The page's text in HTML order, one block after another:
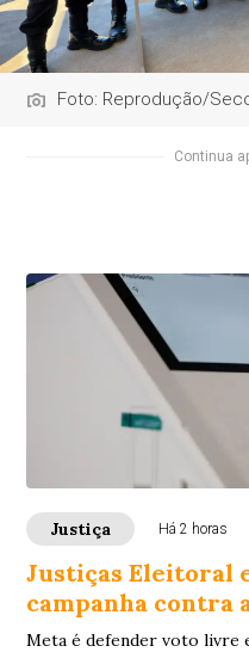
Foto: Reprodução/
Continua
Justiça Há 2 horas
Justiças Eleitoral
campanha contra
Meta é defender voto livre